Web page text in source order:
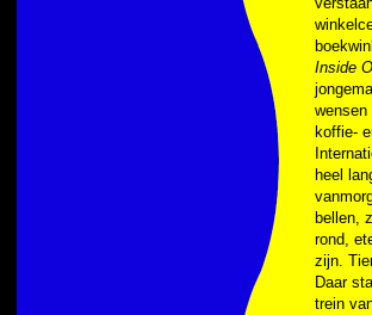
Inside
wensen
koffie-
heel
bellen,
rond,
zijn.
Daar
trein